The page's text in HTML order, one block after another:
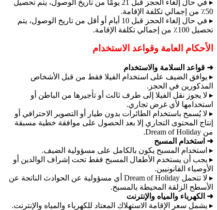
▸ في حال إلغاء الحجز قبل 21 يومًا من تاريخ الوصول، يتم تحصيل
50٪ من إجمالي تكلفة الإقامة.
▸ في حال إلغاء الحجز قبل 10 أيام أو أقل من تاريخ الوصول، يتم
تحصيل 100٪ من إجمالي تكلفة الإقامة.
الأحكام العامة وقواعد الاستخدام
➜ قواعد السلامة والاستخدام
▸ يوافق الضيف على استخدام الفيلا فقط من قبل الأشخاص
المذكورين في الحجز.
▸ لا يجوز نقل الفيلا إلى طرف ثالث أو تأجيرها من الباطن أو
استخدامها لأي غرض تجاري.
▸ لا يُسمح باستخدام الطائرات بدون طيار أو التصوير الاحترافي أو
إنتاج المحتوى التجاري إلا بعد الحصول على موافقة خطية مسبقة
من Dream of Holiday.
➜ استخدام المسبح
▸ استخدام المسبح يكون بالكامل على مسؤولية الضيف.
▸ يجب أن يستخدم الأطفال المسبح فقط تحت إشراف الوالدين أو
الأوصياء القانونيين.
▸ لا تتحمل Dream of Holiday أي مسؤولية عن الحوادث الناتجة عن
الأسطح الزلقة المحيطة بالمسبح.
➜ الكهرباء والمياه والإنترنت
▸ يشمل سعر الإقامة الاستهلاك المعتاد للكهرباء والمياه والإنترنت.